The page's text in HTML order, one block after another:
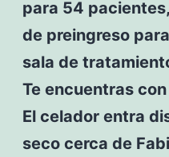
para 54
de preingreso
sala de
Te encuentras
El celador entra
seco cerca de